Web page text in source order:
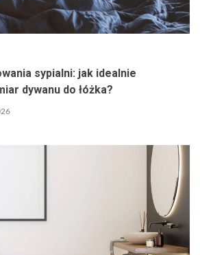
sypialni: jak idealnie
dywanu do łóżka?